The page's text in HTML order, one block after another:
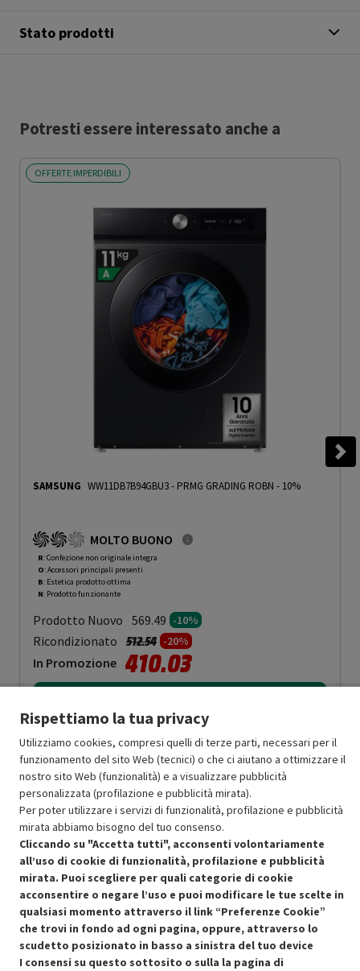
Stato prodotti
Potresti essere interessato anche a
OFFERTE IMPERDIBILI
SAMSUNG WW11DB7B94GBU3- PRMG GRADING ROBN - 10%
MOLTO BUONO
R: Confezione non originale integra
O: Accessori principali presenti
B: Estetica prodotto ottima
N: Prodotto funzionante
Prodotto Nuovo 569.49 -10%
Ricondizionato Prezzo ridotto da
512.54a-20%
In Promozione 410.03
OFFERTE IMPERDIBILI
Risparmio garantito rispetto al corrispondente prodotto nuovo.
Condizioni generali di vendita
Cookie Policy
Preferenze cookie
Recedere dal contratto qui
Rispettiamo la tua privacy
Utilizziamo cookies, compresi quelli di terze parti, necessari per il
funzionamento del sito Web (tecnici) o che ci aiutano a ottimizzare il
nostro sito Web (funzionalità) e a visualizzare pubblicità
personalizzata (profilazione e pubblicità mirata).
Per poter utilizzare i servizi di funzionalità, profilazione e pubblicità
mirata abbiamo bisogno del tuo consenso.
Cliccando su "Accetta tutti", acconsenti volontariamente
all’uso di cookie di funzionalità, profilazione e pubblicità
mirata. Puoi scegliere per quali categorie di cookie
acconsentire o negare l’uso e puoi modificare le tue scelte in
qualsiasi momento attraverso il link “Preferenze Cookie”
che trovi in fondo ad ogni pagina, oppure, attraverso lo
scudetto posizionato in basso a sinistra del tuo device
I consensi su questo sottosito o sulla la pagina di